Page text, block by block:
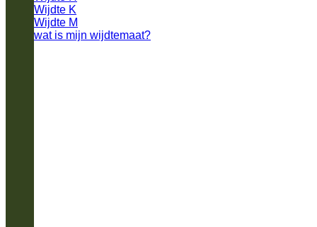
Wijdte K
Wijdte M
wat is mijn wijdtemaat?